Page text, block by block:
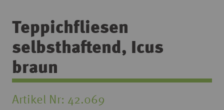
Teppichfliesen
selbsthaftend, Icus
braun
Artikel Nr 42.069